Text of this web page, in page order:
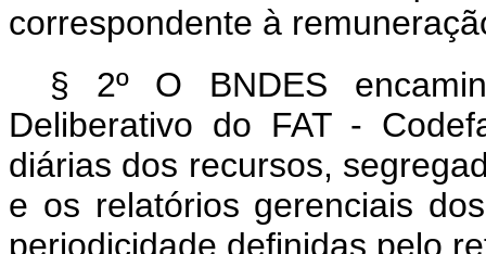
correspondente à
§ 2º O BNDES
Deliberativo do FAT -
diárias dos recursos,
e os relatórios gerenciais
periodicidade definidas pelo